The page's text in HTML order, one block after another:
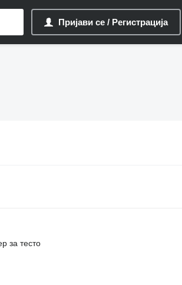
Пријави се / Регистрација
за тесто